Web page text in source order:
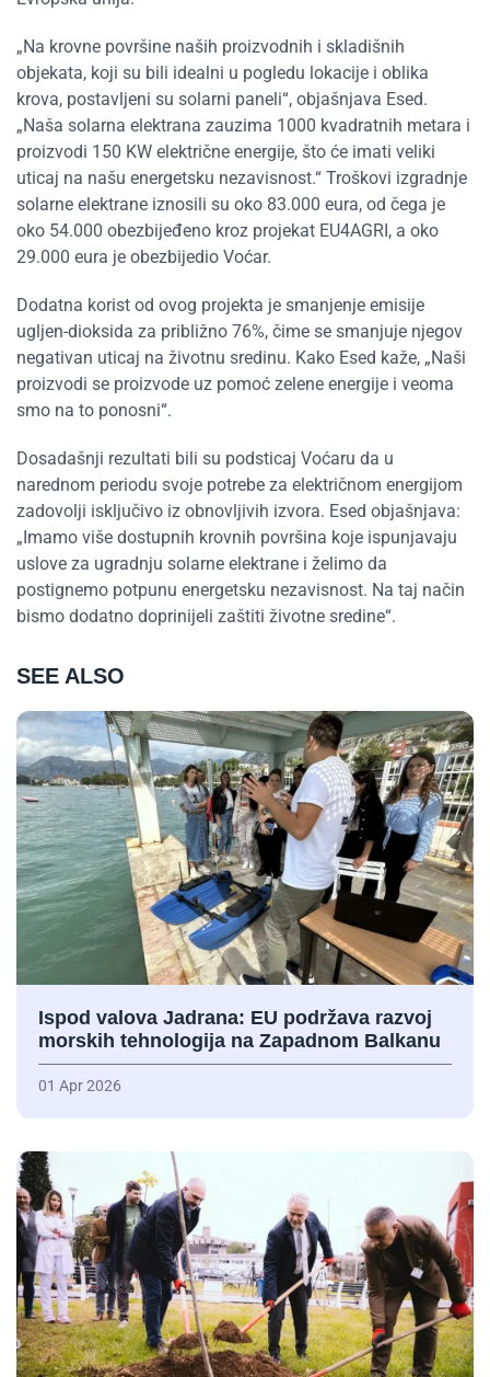
„Na krovne površine naših proizvodnih i skladišnih
objekata, koji su bili idealni u pogledu lokacije i oblika
krova, postavljeni su solarni paneli“, objašnjava Esed.
„Naša solarna elektrana zauzima 1000 kvadratnih metara i
proizvodi 150 KW električne energije, što će imati veliki
uticaj na našu energetsku nezavisnost.“ Troškovi izgradnje
solarne elektrane iznosili su oko 83.000 eura, od čega je
oko 54.000 obezbijeđeno kroz projekat EU4AGRI, a oko
29.000 eura je obezbijedio Voćar.
Dodatna korist od ovog projekta je smanjenje emisije
ugljen-dioksida za približno 76%, čime se smanjuje njegov
negativan uticaj na životnu sredinu. Kako Esed kaže, „Naši
proizvodi se proizvode uz pomoć zelene energije i veoma
smo na to ponosni“.
Dosadašnji rezultati bili su podsticaj Voćaru da u
narednom periodu svoje potrebe za električnom energijom
zadovolji isključivo iz obnovljivih izvora. Esed objašnjava:
„Imamo više dostupnih krovnih površina koje ispunjavaju
uslove za ugradnju solarne elektrane i želimo da
postignemo potpunu energetsku nezavisnost. Na taj način
bismo dodatno doprinijeli zaštiti životne sredine“.
SEE ALSO
Ispod valova Jadrana: EU podržava razvoj
morskih tehnologija na Zapadnom Balkanu
01 Apr 2026